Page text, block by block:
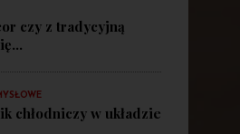
czy z tradycyjną
chłodniczy w układzie